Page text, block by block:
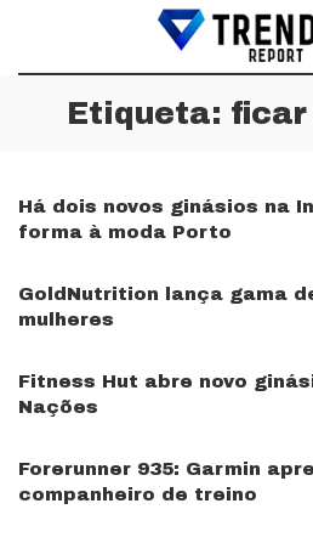
Etiqueta: ficar
Há dois novos ginásios na
forma à moda Porto
GoldNutrition lança gama
mulheres
Fitness Hut abre novo
Nações
Forerunner 935: Garmin
companheiro de treino